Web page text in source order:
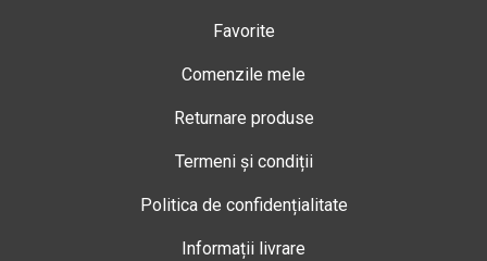
Favorite
Comenzile mele
Returnare produse
Termeni și condiții
Politica de confidențialitate
Informații livrare